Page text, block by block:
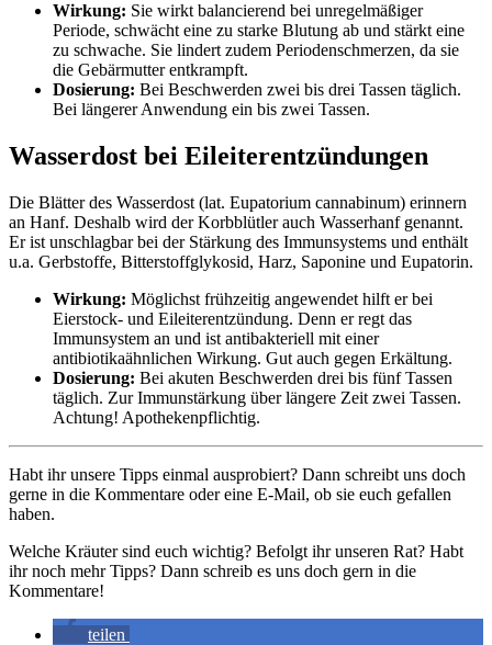
Wirkung: Sie wirkt balancierend bei unregelmäßiger
Periode, schwächt eine zu starke Blutung ab und stärkt eine
zu schwache. Sie lindert zudem Periodenschmerzen, da sie
die Gebärmutter entkrampft.
Dosierung: Bei Beschwerden zwei bis drei Tassen täglich.
Bei längerer Anwendung ein bis zwei Tassen.
Wasserdost bei Eileiterentzündungen
Die Blätter des Wasserdost (lat. Eupatorium cannabinum) erinnern
an Hanf. Deshalb wird der Korbblütler auch Wasserhanf genannt.
Er ist unschlagbar bei der Stärkung des Immunsystems und enthält
u.a. Gerbstoffe, Bitterstoffglykosid, Harz, Saponine und Eupatorin.
Wirkung: Möglichst frühzeitig angewendet hilft er bei
Eierstock- und Eileiterentzündung. Denn er regt das
Immunsystem an und ist antibakteriell mit einer
antibiotikaähnlichen Wirkung. Gut auch gegen Erkältung.
Dosierung: Bei akuten Beschwerden drei bis fünf Tassen
täglich. Zur Immunstärkung über längere Zeit zwei Tassen.
Achtung! Apothekenpflichtig.
Habt ihr unsere Tipps einmal ausprobiert? Dann schreibt uns doch
gerne in die Kommentare oder eine E-Mail, ob sie euch gefallen
haben.
Welche Kräuter sind euch wichtig? Befolgt ihr unseren Rat? Habt
ihr noch mehr Tipps? Dann schreib es uns doch gern in die
Kommentare!
teilen